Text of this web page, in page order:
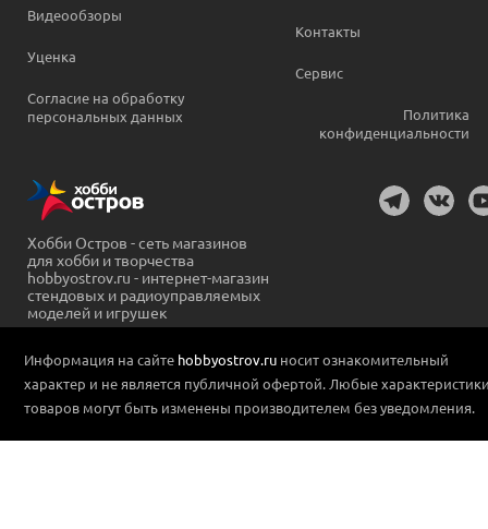
Видеообзоры
Уценка
Согласие на обработку
персональных данных
Контакты
Сервис
Политика
конфиденциальности
Хобби Остров - сеть магазинов
для хобби и творчества
hobbyostrov.ru - интернет-магазин
стендовых и радиоуправляемых
моделей и игрушек
Информация на сайте hobbyostrov.ru носит ознакомительный
характер и не является публичной офертой. Любые
товаров могут быть изменены производителем без уведомления.